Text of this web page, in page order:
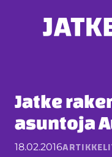
Jatke
asuntoja
18.02.2016